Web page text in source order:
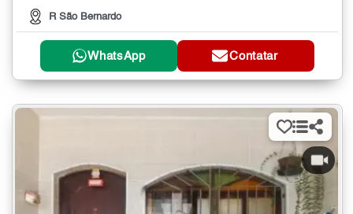
R São Bernardo
WhatsApp Contatar